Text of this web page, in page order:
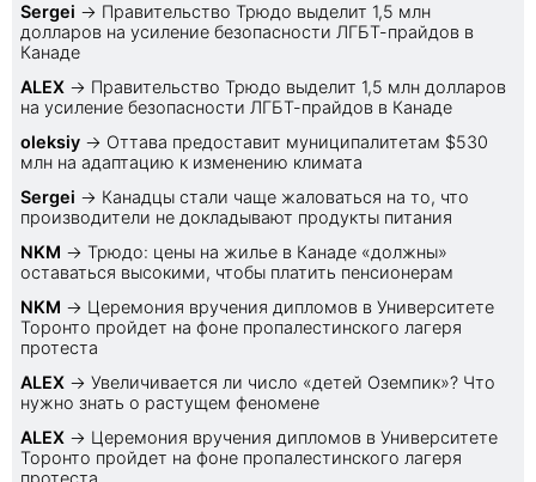
Sеrgei → Правительство Трюдо выделит 1,5 млн
долларов на усиление безопасности ЛГБТ-прайдов в
Канаде
ALEX → Правительство Трюдо выделит 1,5 млн долларов
на усиление безопасности ЛГБТ-прайдов в Канаде
oleksiy → Оттава предоставит муниципалитетам $530
млн на адаптацию к изменению климата
Sеrgei → Канадцы стали чаще жаловаться на то, что
производители не докладывают продукты питания
NKM → Трюдо: цены на жилье в Канаде «должны»
оставаться высокими, чтобы платить пенсионерам
NKM → Церемония вручения дипломов в Университете
Торонто пройдет на фоне пропалестинского лагеря
протеста
ALEX → Увеличивается ли число «детей Оземпик»? Что
нужно знать о растущем феномене
ALEX → Церемония вручения дипломов в Университете
Торонто пройдет на фоне пропалестинского лагеря